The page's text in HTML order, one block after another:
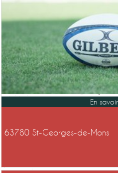
63780 St-Georges-de-Mons